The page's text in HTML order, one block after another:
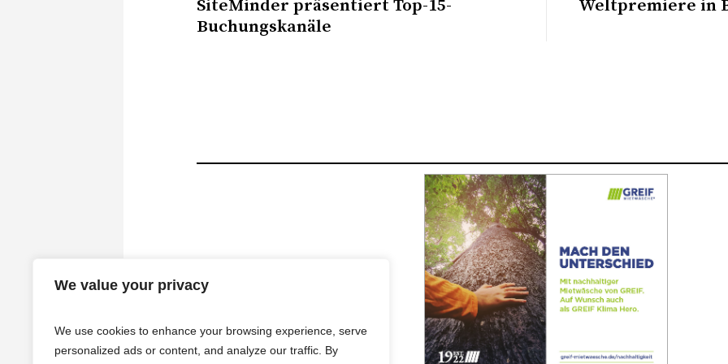
We value your privacy
We use cookies to enhance your browsing experience, serve
personalized ads or content, and analyze our traffic. By
SiteMinder präsentiert Top-15-
Buchungskanäle
Weltpremiere in